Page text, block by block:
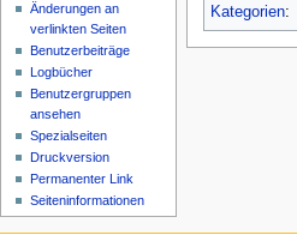
Kategorien:
Änderungen an
verlinkten Seiten
Benutzerbeiträge
Logbücher
Benutzergruppen
ansehen
Spezialseiten
Druckversion
Permanenter Link
Seiten­informationen